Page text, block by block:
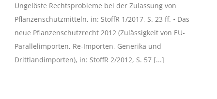
Ungelöste Rechtsprobleme bei der Zulassung von
Pflanzenschutzmitteln, in: StoffR 1/2017, S. 23 ff. • Das
neue Pflanzenschutzrecht 2012 (Zulässigkeit von EU-
Parallelimporten, Re-Importen, Generika und
Drittlandimporten), in: StoffR 2/2012, S. 57 [...]